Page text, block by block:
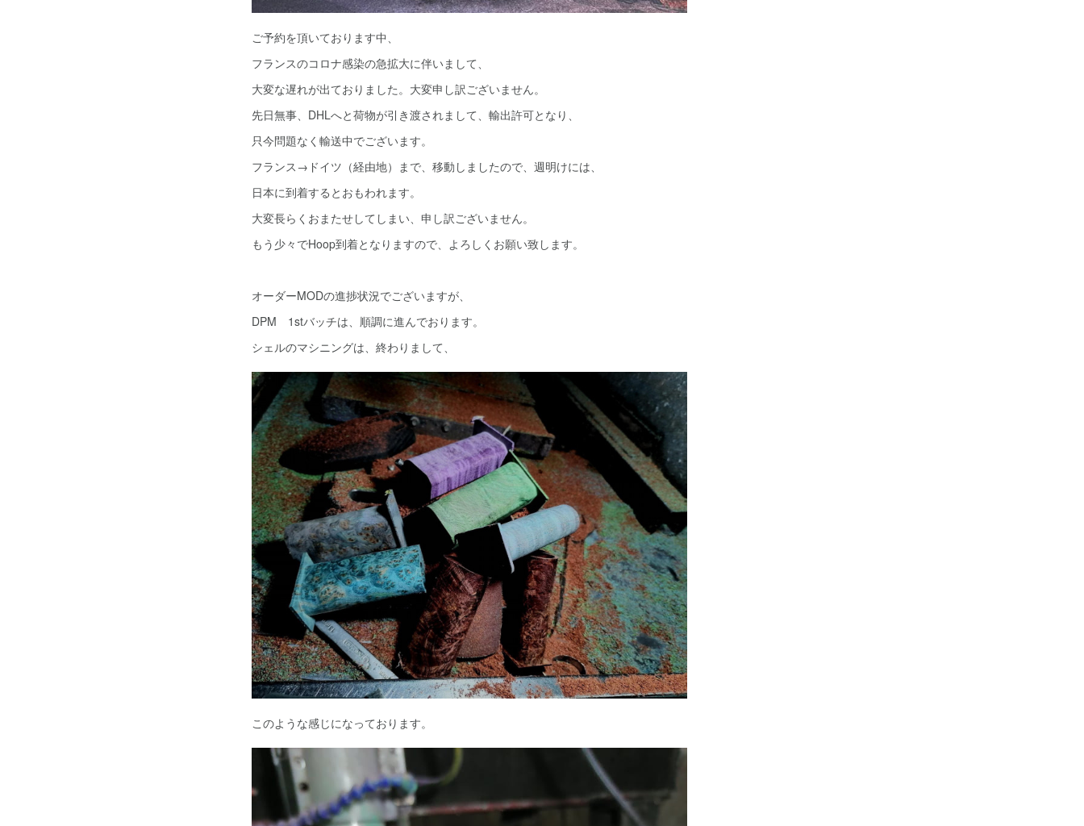
ご予約を頂いております中、
フランスのコロナ感染の急拡大に伴いまして、
大変な遅れが出ておりました。大変申し訳ございません。
先日無事、DHLへと荷物が引き渡されまして、輸出許可となり、
只今問題なく輸送中でございます。
フランス→ドイツ（経由地）まで、移動しましたので、週明けには、
日本に到着するとおもわれます。
大変長らくおまたせしてしまい、申し訳ございません。
もう少々でHoop到着となりますので、よろしくお願い致します。
オーダーMODの進捗状況でございますが、
DPM 1stバッチは、順調に進んでおります。
シェルのマシニングは、終わりまして、
このような感じになっております。